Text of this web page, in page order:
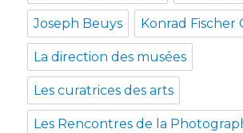
Joseph Beuys Konrad Fischer
La direction des musées
Les curatrices des arts
Les Rencontres de la